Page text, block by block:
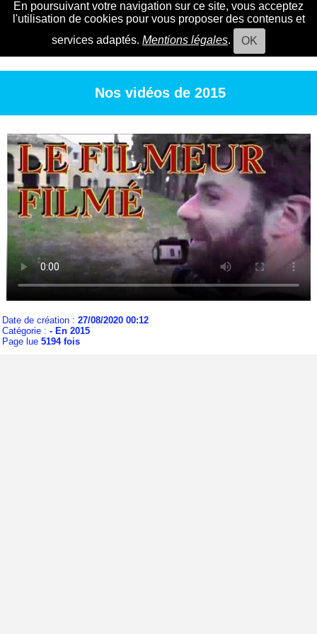
En poursuivant votre navigation sur ce site, vous acceptez
l'utilisation de cookies pour vous proposer des contenus et
services adaptés. Mentions légales. OK
Nos vidéos de 2015
Date de création :27/08/2020 00:12
Catégorie :- En 2015
Page lue5194 fois